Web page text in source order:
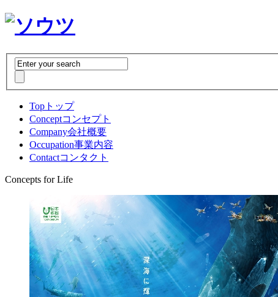
Top トップ
Conceptコンセプト
Company会社概要
Occupation事業内容
Contactコンタクト
Concepts for Life